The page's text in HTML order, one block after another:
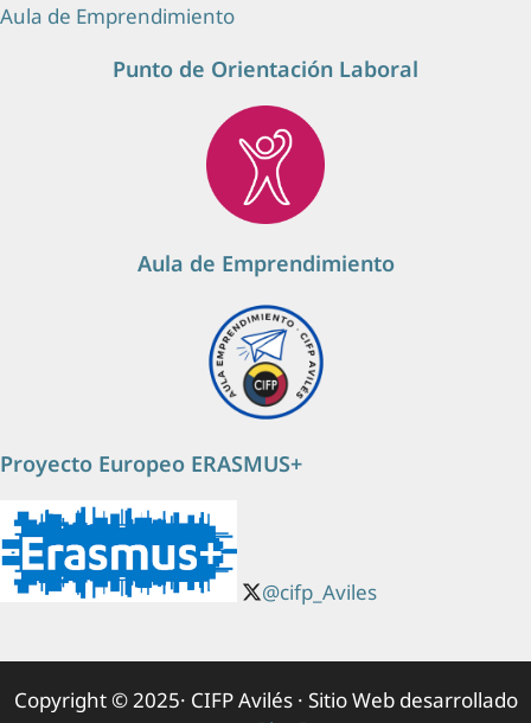
Aula de Emprendimiento
Punto de Orientación Laboral
Aula de Emprendimiento
Proyecto Europeo ERASMUS+
@cifp_Aviles
Copyright © 2025· CIFP Avilés · Sitio Web desarrollado